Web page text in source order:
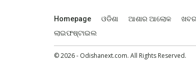
Homepage ଓଡିଶା ଆଶାର ଆଲୋକ ଖବର
ଲାଇଫଷ୍ଟାଇଲ
© 2026 - Odishanext.com. All Rights Reserved.